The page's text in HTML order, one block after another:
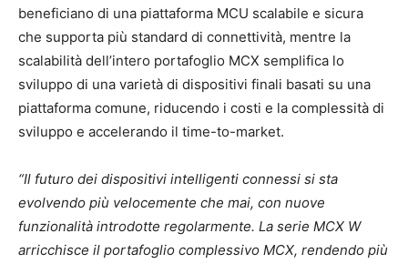
beneficiano di una piattaforma MCU scalabile e sicura
che supporta più standard di connettività, mentre la
scalabilità dell’intero portafoglio MCX semplifica lo
sviluppo di una varietà di dispositivi finali basati su una
piattaforma comune, riducendo i costi e la complessità di
sviluppo e accelerando il time-to-market.
“Il futuro dei dispositivi intelligenti connessi si sta
evolvendo più velocemente che mai, con nuove
funzionalità introdotte regolarmente. La serie MCX W
arricchisce il portafoglio complessivo MCX, rendendo più